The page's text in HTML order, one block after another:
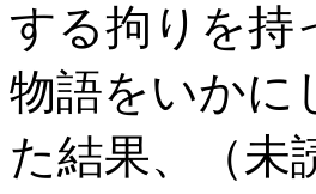
する拘りを持
物語をいかに
た結果、（未